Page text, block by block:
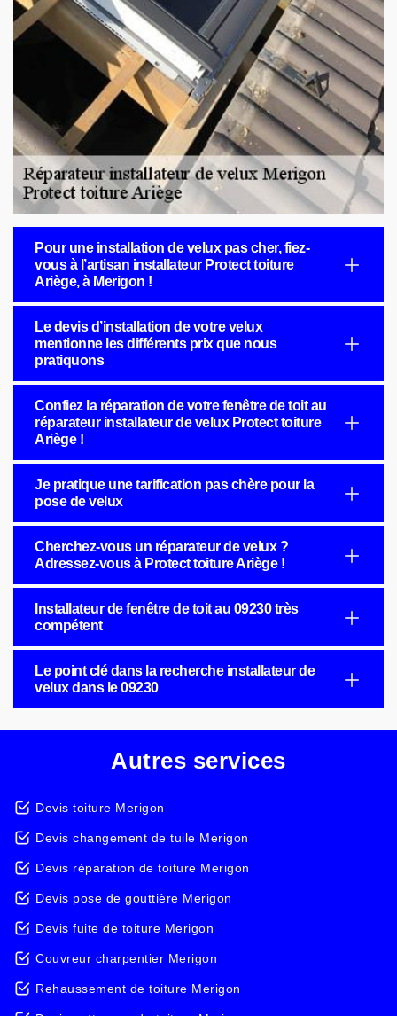
Pour une installation de velux pas cher, fiez-
vous à l’artisan installateur Protect toiture
Ariège, à Merigon !
Le devis d’installation de votre velux
mentionne les différents prix que nous
pratiquons
Confiez la réparation de votre fenêtre de toit au
réparateur installateur de velux Protect toiture
Ariège !
Je pratique une tarification pas chère pour la
pose de velux
Cherchez-vous un réparateur de velux ?
Adressez-vous à Protect toiture Ariège !
Installateur de fenêtre de toit au 09230 très
compétent
Le point clé dans la recherche installateur de
velux dans le 09230
Autres services
Devis toiture Merigon
Devis changement de tuile Merigon
Devis réparation de toiture Merigon
Devis pose de gouttière Merigon
Devis fuite de toiture Merigon
Couvreur charpentier Merigon
Rehaussement de toiture Merigon